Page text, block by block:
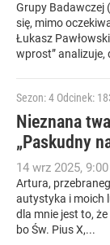
Grupy Badawczej
się, mimo
Łukasz
wprost” analizuje,
Sezon: 4 Odcinek:
Nieznana
„Paskudny
14 wrz 2025, 9:00
Artura,
autystyka i moich
dla mnie jest to,
bo Św. Pius X,...